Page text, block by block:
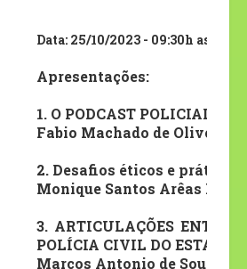
Data: 25/10/2023 - 09:30h as
Apresentações:
1. O PODCAST POLICIAL E
Fabio Machado de Oliveira,
2. Desafios éticos e
Monique Santos Arêas
3. ARTICULAÇÕES ENTRE
POLÍCIA CIVIL DO ESTADO
Marcos Antonio de Souza